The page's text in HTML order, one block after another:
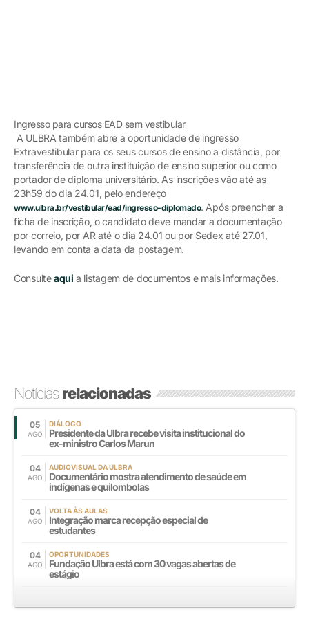
Ingresso para cursos EAD sem vestibular
A ULBRA também abre a oportunidade de ingresso
Extravestibular para os seus cursos de ensino a distância, por
transferência de outra instituição de ensino superior ou como
portador de diploma universitário. As inscrições vão até as
23h59 do dia 24.01, pelo endereço
www.ulbra.br/vestibular/ead/ingresso-diplomado. Após preencher a
ficha de inscrição, o candidato deve mandar a documentação
por correio, por AR até o dia 24.01 ou por Sedex até 27.01,
levando em conta a data da postagem.
Consulteaqui a listagem de documentos e mais informações.
Notíciasrelacionadas
05
AGO
DIÁLOGO
Presidente da Ulbra recebe visita institucional do
ex-ministro Carlos Marun
04
AGO
AUDIOVISUAL DA ULBRA
Documentário mostra atendimento de saúde em
indígenas e quilombolas
04
AGO
VOLTA ÀS AULAS
Integração marca recepção especial de
estudantes
04
AGO
OPORTUNIDADES
Fundação Ulbra está com 30 vagas abertas de
estágio